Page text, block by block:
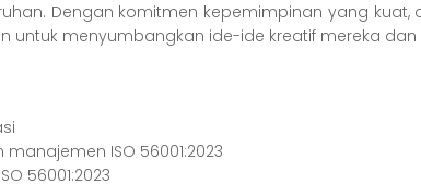
Dengan komitmen kepemimpinan yang
untuk menyumbangkan ide-ide kreatif mereka
ISO 56001:2023
56001:2023